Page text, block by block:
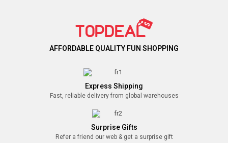
AFFORDABLE QUALITY FUN SHOPPING
Express Shipping
Fast, reliable delivery from global warehouses
Surprise Gifts
Refer a friend our web & get a surprise gift